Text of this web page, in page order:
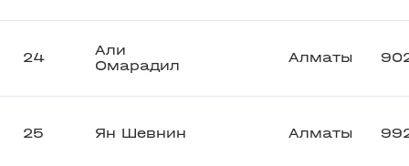
24
Али
Омарадил
Алматы
25 Ян Шевнин Алматы